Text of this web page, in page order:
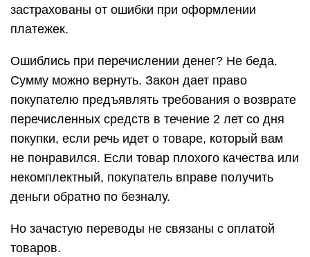
застрахованы от ошибки при оформлении
платежек.
Ошиблись при перечислении денег? Не беда.
Сумму можно вернуть. Закон дает право
покупателю предъявлять требования о возврате
перечисленных средств в течение 2 лет со дня
покупки, если речь идет о товаре, который вам
не понравился. Если товар плохого качества или
некомплектный, покупатель вправе получить
деньги обратно по безналу.
Но зачастую переводы не связаны с оплатой
товаров.